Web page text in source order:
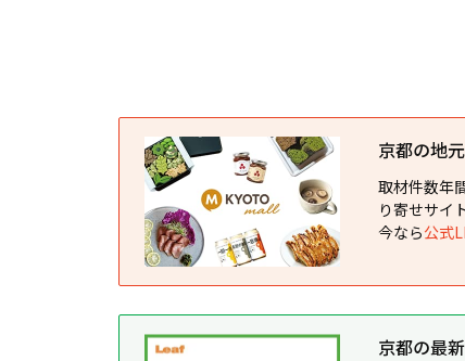
京都の地
取材件数年
り寄せサイ
今なら公式
京都の最